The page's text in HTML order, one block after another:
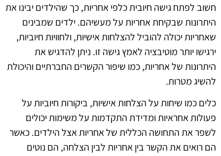
חשוב לפתח גישה חיובית כלפי אחריות, כך שהילדים יבינו את
היתרונות שבקיחת אחריות על מעשיהם. ילדים שמבינים
שאחריות יכולה להוביל להצלחות אישיות, ולחוויות חיוביות,
ירגישו יותר מוטיבציה לאמץ גישה זו. ניתן להדגיש את
היתרונות של אחריות, כמו שיפור הקשרים החברתיים והיכולת
להשיג מטרות.
כלים כמו שיחות על הצלחות אישיות, ביקורות חיוביות על
פעולות אחראיות ומדידת התקדמות על משימות יכולים
לשפר את התחושה הכללית של אחריות אצל הילדים. כאשר
הם רואים את הקשר בין אחריות לבין הצלחה, הם נוטים